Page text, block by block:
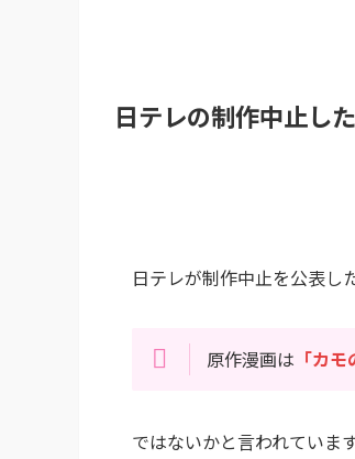
日テレの制作中止し
日テレが制作中止を公表し
原作漫画は 「カ
ではないかと言われています